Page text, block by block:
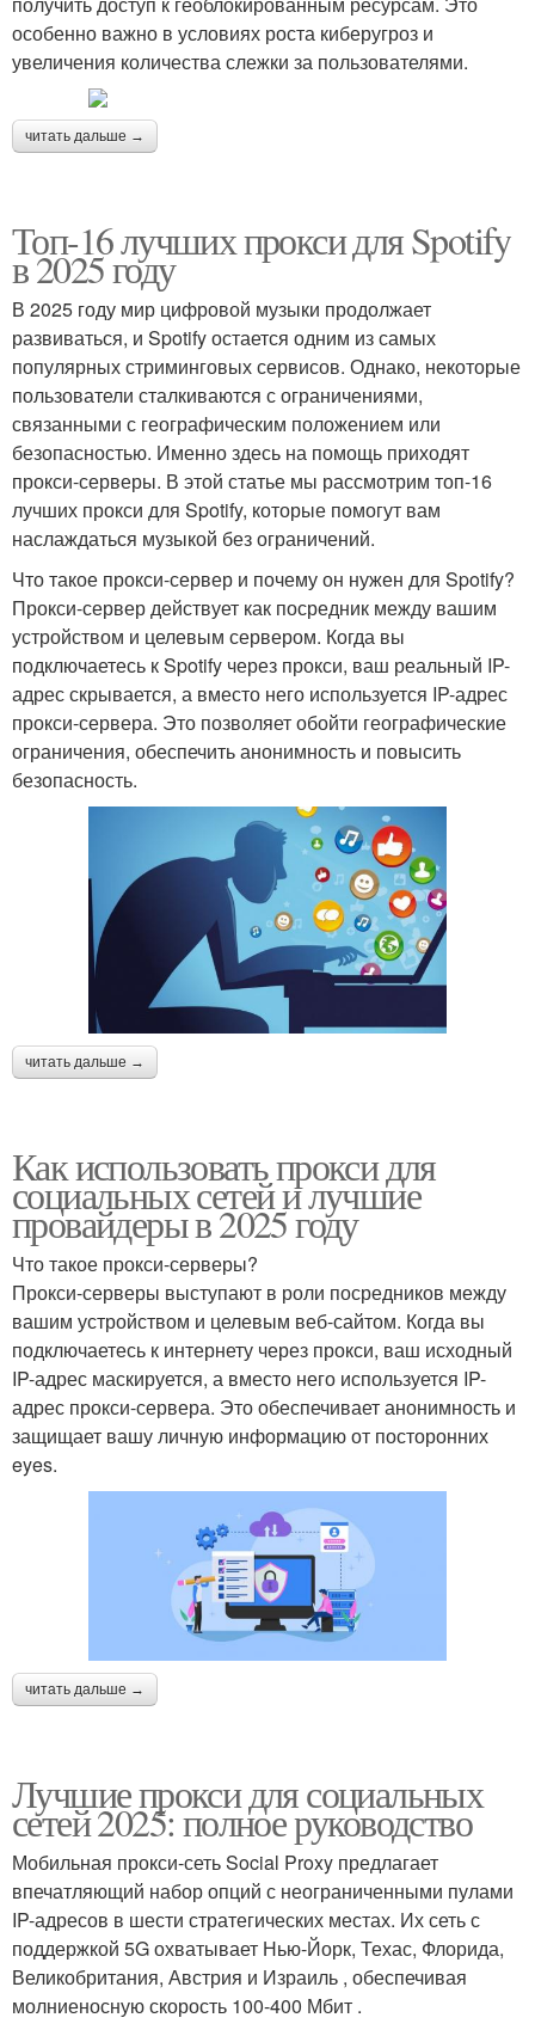
особенно важно в условиях роста киберугроз и
увеличения количества слежки за пользователями.
читать дальше →
Топ-16 лучших прокси для Spotify
в 2025 году
В 2025 году мир цифровой музыки продолжает
развиваться, и Spotify остается одним из самых
популярных стриминговых сервисов. Однако, некоторые
пользователи сталкиваются с ограничениями,
связанными с географическим положением или
безопасностью. Именно здесь на помощь приходят
прокси-серверы. В этой статье мы рассмотрим топ-16
лучших прокси для Spotify, которые помогут вам
наслаждаться музыкой без ограничений.
Что такое прокси-сервер и почему он нужен для Spotify?
Прокси-сервер действует как посредник между вашим
устройством и целевым сервером. Когда вы
подключаетесь к Spotify через прокси, ваш реальный IP-
адрес скрывается, а вместо него используется IP-адрес
прокси-сервера. Это позволяет обойти географические
ограничения, обеспечить анонимность и повысить
безопасность.
читать дальше →
Как использовать прокси для
социальных сетей и лучшие
провайдеры в 2025 году
Что такое прокси-серверы?
Прокси-серверы выступают в роли посредников между
вашим устройством и целевым веб-сайтом. Когда вы
подключаетесь к интернету через прокси, ваш исходный
IP-адрес маскируется, а вместо него используется IP-
адрес прокси-сервера. Это обеспечивает анонимность и
защищает вашу личную информацию от посторонних
eyes.
читать дальше →
Лучшие прокси для социальных
сетей 2025: полное руководство
Мобильная прокси-сеть Social Proxy предлагает
впечатляющий набор опций с неограниченными пулами
IP-адресов в шести стратегических местах. Их сеть с
поддержкой 5G охватывает Нью-Йорк, Техас, Флорида,
Великобритания, Австрия и Израиль , обеспечивая
молниеносную скорость 100-400 Мбит .